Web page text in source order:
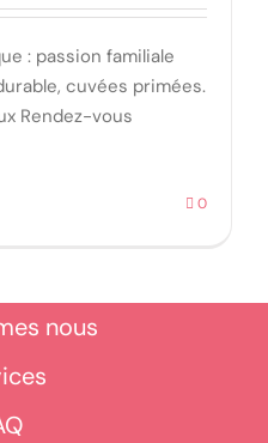
: passion familiale
cuvées primées.
Rendez-vous
0
nous